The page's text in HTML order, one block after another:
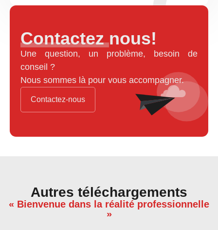
Contactez nous!
Une question, un problème, besoin de
conseil ?
Nous sommes là pour vous accompagner.
Contactez-nous
Autres téléchargements
« Bienvenue dans la réalité professionnelle
»